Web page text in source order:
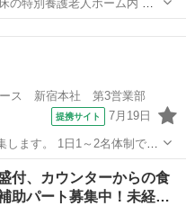
の特別養護老人ホーム内 キ
を準
・盛付など♪ 発注業務はあり
ース 新宿本社 第3営業部
提携サイト 7月19日
2名体制で、
めてもらいませんか♪* 日々
付、カウンターからの食
助パート募集中！未経…